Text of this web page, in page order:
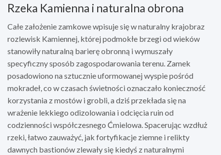
Rzeka Kamienna i naturalna obrona
Całe założenie zamkowe wpisuje się w naturalny krajobraz
rozlewisk Kamiennej, której podmokłe brzegi od wieków
stanowiły naturalną barierę obronną i wymuszały
specyficzny sposób zagospodarowania terenu. Zamek
posadowiono na sztucznie uformowanej wyspie pośród
mokradeł, co w czasach świetności oznaczało konieczność
korzystania z mostów i grobli, a dziś przekłada się na
wrażenie lekkiego odizolowania i odcięcia ruin od
codzienności współczesnego Ćmielowa. Spacerując wzdłuż
rzeki, łatwo zauważyć, jak fortyfikacje ziemne i relikty
dawnych bastionów zlewały się kiedyś z naturalnymi